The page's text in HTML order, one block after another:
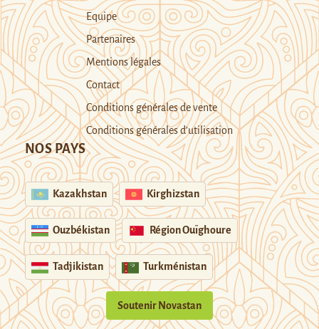
Equipe
Partenaires
Mentions légales
Contact
Conditions générales de vente
Conditions générales d’utilisation
NOS PAYS
Kazakhstan Kirghizstan
Ouzbékistan Région Ouïghoure
Tadjikistan Turkménistan
Soutenir Novastan